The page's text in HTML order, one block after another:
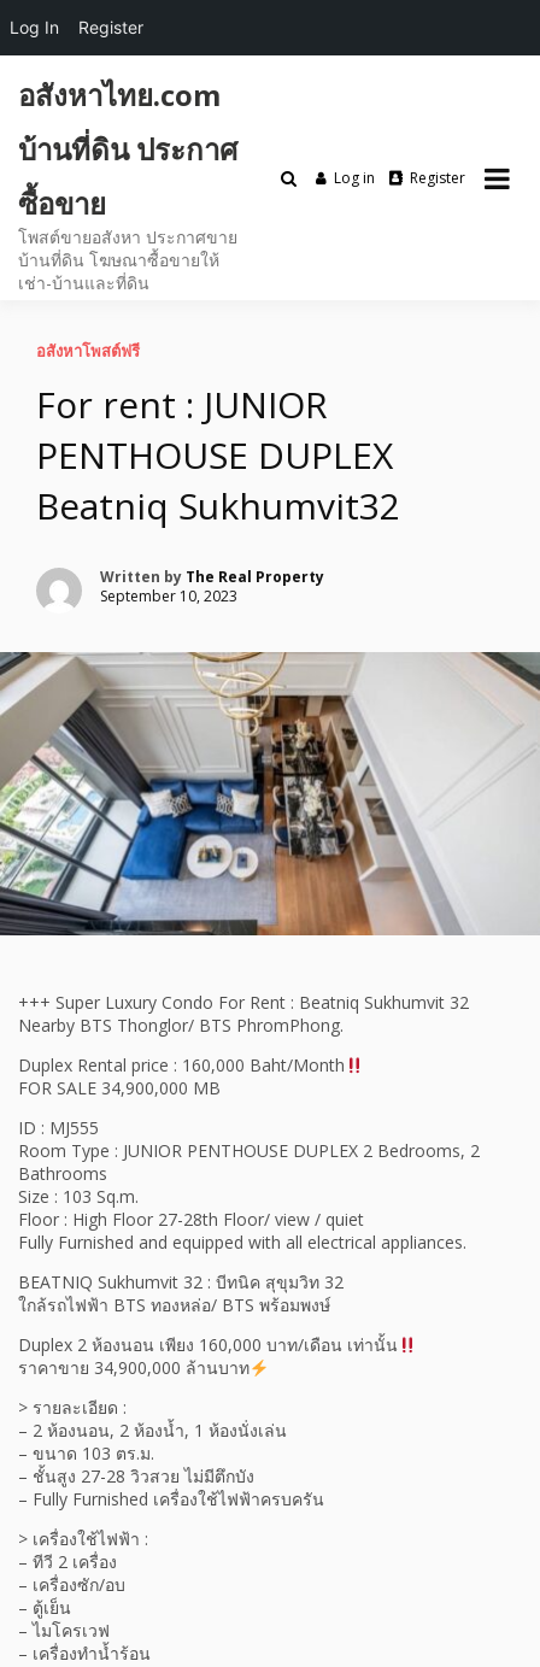
content
อสังหาไทย.com
บ้านที่ดิน ประกาศ
ซื้อขาย
โพสต์ขายอสังหา ประกาศขาย
บ้านที่ดิน โฆษณาซื้อขายให้
เช่า-บ้านและที่ดิน
Log in Register
อสังหาโพสต์ฟรี
For rent : JUNIOR
PENTHOUSE DUPLEX
Beatniq Sukhumvit32
Written by The Real Property
September 10, 2023
+++ Super Luxury Condo For Rent : Beatniq Sukhumvit 32
Nearby BTS Thonglor/ BTS PhromPhong.
Duplex Rental price : 160,000 Baht/Month
FOR SALE 34,900,000 MB
ID : MJ555
Room Type : JUNIOR PENTHOUSE DUPLEX 2 Bedrooms, 2
Bathrooms
Size : 103 Sq.m.
Floor : High Floor 27-28th Floor/ view / quiet
Fully Furnished and equipped with all electrical appliances.
BEATNIQ Sukhumvit 32 : บีทนิค สุขุมวิท 32
ใกล้รถไฟฟ้า BTS ทองหล่อ/ BTS พร้อมพงษ์
Duplex 2 ห้องนอน เพียง 160,000 บาท/เดือน เท่านั้น
ราคาขาย 34,900,000 ล้านบาท
> รายละเอียด :
– 2 ห้องนอน, 2 ห้องน้ำ, 1 ห้องนั่งเล่น
– ขนาด 103 ตร.ม.
– ชั้นสูง 27-28 วิวสวย ไม่มีตึกบัง
– Fully Furnished เครื่องใช้ไฟฟ้าครบครัน
> เครื่องใช้ไฟฟ้า :
– ทีวี 2 เครื่อง
– เครื่องซัก/อบ
– ตู้เย็น
– ไมโครเวฟ
– เครื่องทำน้ำร้อน
Log In Register